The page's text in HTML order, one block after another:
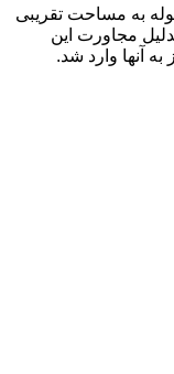
در یک سوله به مساحت تقریبی
مجاورت این
به آنها وارد شد.